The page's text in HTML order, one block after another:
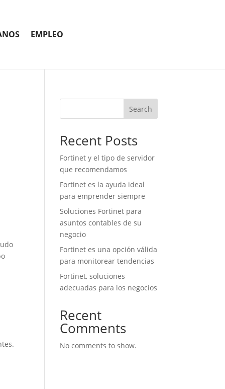
EMPLEO
Search
Recent Posts
Fortinet y el tipo de servidor
que recomendamos
Fortinet es la ayuda ideal
para emprender siempre
Soluciones Fortinet para
asuntos contables de su
negocio
Fortinet es una opción válida
para monitorear tendencias
Fortinet, soluciones
adecuadas para los negocios
Recent
Comments
No comments to show.